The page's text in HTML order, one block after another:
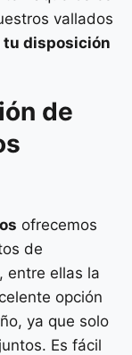
vallados
tu disposición
de
ofrecemos
de
entre ellas la
opción
ya que solo
Es fácil